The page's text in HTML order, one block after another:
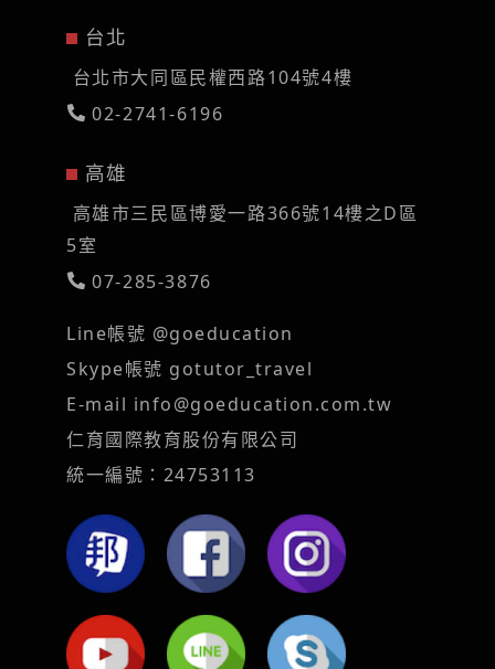
台北
台北市大同區民權西路104號4樓
02-2741-6196
高雄
高雄市三民區博愛一路366號14樓之D區
5室
07-285-3876
Line帳號 @goeducation
Skype帳號 gotutor_travel
E-mail info@goeducation.com.tw
仁育國際教育股份有限公司
統一編號：24753113